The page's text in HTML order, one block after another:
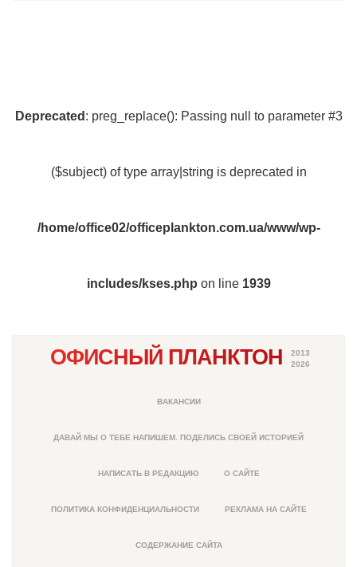
Deprecated : preg_replace(): Passing null to parameter #3
($subject) of type array|string is deprecated in
/home/office02/officeplankton.com.ua/www/wp-
includes/kses.php on line 1939
ОФИСНЫЙ ПЛАНКТОН
2013
2026
ВАКАНСИИ
ДАВАЙ МЫ О ТЕБЕ НАПИШЕМ. ПОДЕЛИСЬ СВОЕЙ ИСТОРИЕЙ
НАПИСАТЬ В РЕДАКЦИЮ О САЙТЕ
ПОЛИТИКА КОНФИДЕНЦИАЛЬНОСТИ РЕКЛАМА НА САЙТЕ
СОДЕРЖАНИЕ САЙТА